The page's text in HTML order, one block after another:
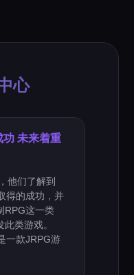
心
功 未来着重
他们了解到
得的成功，并
RPG这一类
类游戏。
一款JRPG游